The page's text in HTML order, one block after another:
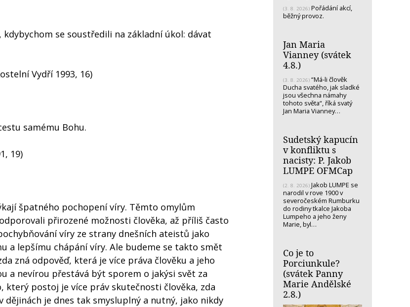
se soustředili na základní úkol: dávat
Vydří 1993, 16)
samému Bohu.
19)
špatného pochopení víry. Těmto omylům
přirozené možnosti člověka, až příliš často
víry ze strany dnešních ateistů jako
a lepšímu chápání víry. Ale budeme se takto smět
zná odpověď, která je více práva člověku a jeho
a nevírou přestává být sporem o jakýsi svět za
postoj je více práv skutečnosti člověka, zda
je dnes tak smysluplný a nutný, jako nikdy
(3. 8. 2026) Pořádání akcí,
běžný provoz.
Jan Maria
Vianney (svátek
4.8.)
(3. 8. 2026) “Má-li člověk
Ducha svatého, jak sladké
jsou všechna námahy
tohoto světa“, říká svatý
Jan Maria Vianney…
Sudetský kapucín
v konfliktu s
nacisty: P. Jakob
LUMPE OFMCap
(2. 8. 2026) Jakob LUMPE se
narodil v rove 1900 v
severočeském Rumburku
do rodiny tkalce Jakoba
Lumpeho a jeho ženy
Marie, byl…
Co je to
Porciunkule?
(svátek Panny
Marie Andělské
2.8.)